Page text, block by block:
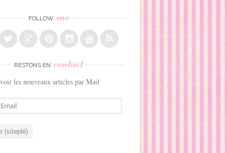
FOLLOW me
RESTONS EN contact
les nouveaux articles par Mail